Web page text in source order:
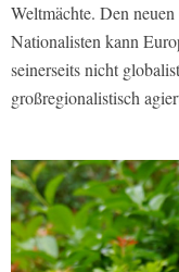
Weltmächte. Den
Nationalisten kann
seinerseits nicht
großregionalistisch